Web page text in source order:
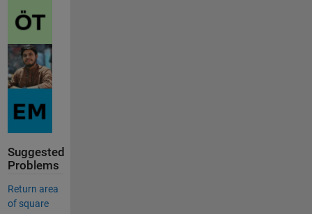
Suggested
Problems
Return area
of square